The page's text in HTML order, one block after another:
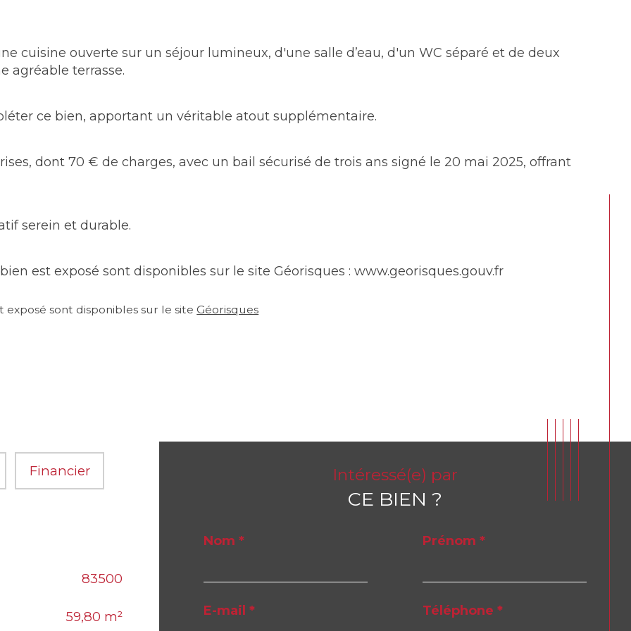
cuisine ouverte sur un séjour lumineux, d'une salle d’eau, d'un WC séparé et de deux
agréable terrasse.
ce bien, apportant un véritable atout supplémentaire.
dont 70 € de charges, avec un bail sécurisé de trois ans signé le 20 mai 2025, offrant
serein et durable.
est exposé sont disponibles sur le site Géorisques : www.georisques.gouv.fr
exposé sont disponibles sur le site Géorisques
Financier
83500
59,80 m²
Intéressé(e) par
CE BIEN ?
Nom * Prénom *
E-mail * Téléphone *